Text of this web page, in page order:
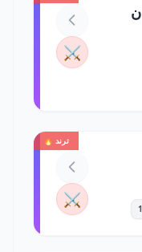
⚔️
ترند 🔥
⚔️